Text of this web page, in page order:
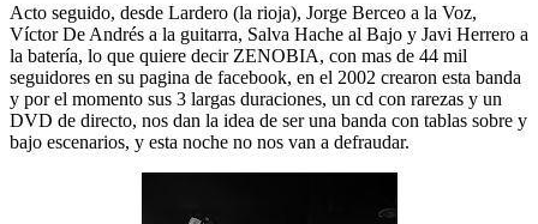
Acto seguido, desde Lardero (la rioja), Jorge Berceo a la Voz,
Víctor De Andrés a la guitarra, Salva Hache al Bajo y Javi Herrero a
la batería, lo que quiere decir ZENOBIA, con mas de 44 mil
seguidores en su pagina de facebook, en el 2002 crearon esta banda
y por el momento sus 3 largas duraciones, un cd con rarezas y un
DVD de directo, nos dan la idea de ser una banda con tablas sobre y
bajo escenarios, y esta noche no nos van a defraudar.